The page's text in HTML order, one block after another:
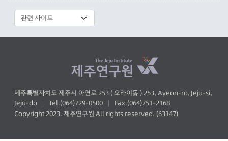
제주특별자치도 제주시 아연로 253 ( 오라이동 ) 253, Ayeon-ro, Jeju-si,
Jeju-do
Tel.(064)729-0500
Fax.(064)751-2168
Copyright 2023. 제주연구원 All rights reserved. (63147)